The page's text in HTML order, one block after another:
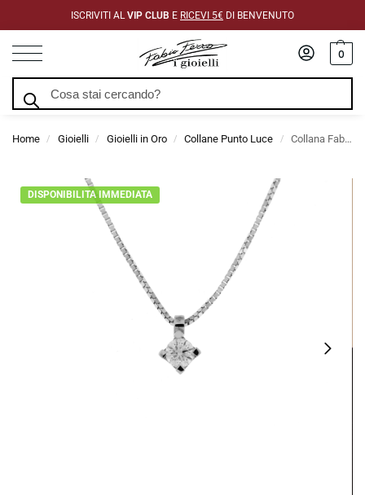
ISCRIVITI AL VIP CLUB E RICEVI 5€ DI BENVENUTO
0
Home / Gioielli / Gioielli in Oro / Collane Punto Luce / Collana Fabio Ferro Punto Luce in Oro Bianco con Diamante di 0,12 Carati
DISPONIBILITA IMMEDIATA